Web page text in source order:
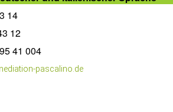
14
12
41 004
pascalino.de